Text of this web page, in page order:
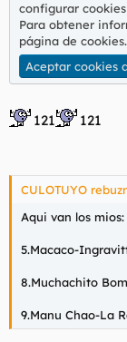
configurar
Para obtener
página de cookies.
Aceptar cookies
121 121
CULOTUYO
Aqui van los mios:
5.Macaco-
8.Muchachito
9.Manu Chao-La